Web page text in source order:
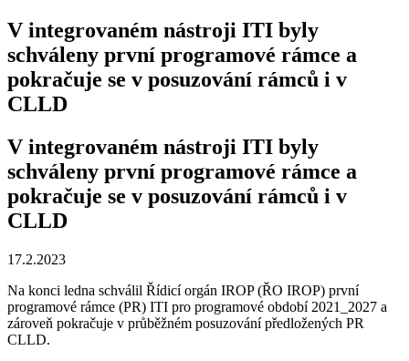
V integrovaném nástroji ITI byly
schváleny první programové rámce a
pokračuje se v posuzování rámců i v
CLLD
V integrovaném nástroji ITI byly
schváleny první programové rámce a
pokračuje se v posuzování rámců i v
CLLD
17.2.2023
Na konci ledna schválil Řídicí orgán IROP (ŘO IROP) první
programové rámce (PR) ITI pro programové období 2021_2027 a
zároveň pokračuje v průběžném posuzování předložených PR
CLLD.